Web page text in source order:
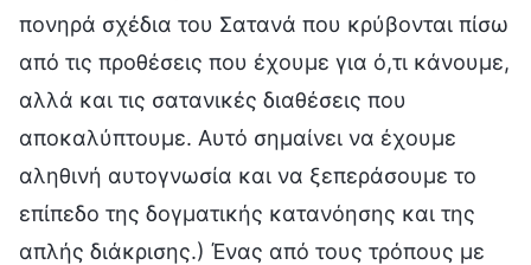
πονηρά σχέδια του Σατανά που κρύβονται πίσω
από τις προθέσεις που έχουμε για ό,τι κάνουμε,
αλλά και τις σατανικές διαθέσεις που
αποκαλύπτουμε. Αυτό σημαίνει να έχουμε
αληθινή αυτογνωσία και να ξεπεράσουμε το
επίπεδο της δογματικής κατανόησης και της
απλής διάκρισης.) Ένας από τους τρόπους με